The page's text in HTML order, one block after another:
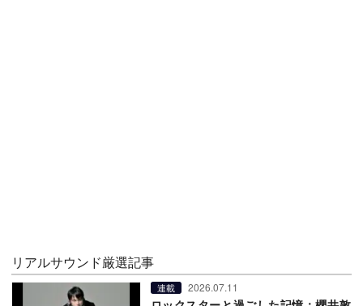
リアルサウンド厳選記事
連載 2026.07.11